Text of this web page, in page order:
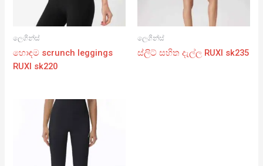
ලෙගින්ස්
හොඳම scrunch leggings
RUXI sk220
ලෙගින්ස්
ස්ලිට් සහිත දැල්ල RUXI sk235